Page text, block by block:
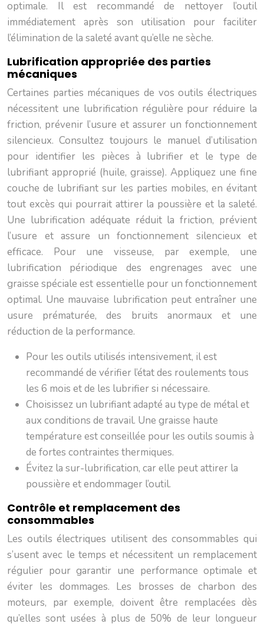
optimale. Il est recommandé de nettoyer l’outil
immédiatement après son utilisation pour faciliter
l’élimination de la saleté avant qu’elle ne sèche.
Lubrification appropriée des parties
mécaniques
Certaines parties mécaniques de vos outils électriques
nécessitent une lubrification régulière pour réduire la
friction, prévenir l’usure et assurer un fonctionnement
silencieux. Consultez toujours le manuel d’utilisation
pour identifier les pièces à lubrifier et le type de
lubrifiant approprié (huile, graisse). Appliquez une fine
couche de lubrifiant sur les parties mobiles, en évitant
tout excès qui pourrait attirer la poussière et la saleté.
Une lubrification adéquate réduit la friction, prévient
l’usure et assure un fonctionnement silencieux et
efficace. Pour une visseuse, par exemple, une
lubrification périodique des engrenages avec une
graisse spéciale est essentielle pour un fonctionnement
optimal. Une mauvaise lubrification peut entraîner une
usure prématurée, des bruits anormaux et une
réduction de la performance.
Pour les outils utilisés intensivement, il est
recommandé de vérifier l’état des roulements tous
les 6 mois et de les lubrifier si nécessaire.
Choisissez un lubrifiant adapté au type de métal et
aux conditions de travail. Une graisse haute
température est conseillée pour les outils soumis à
de fortes contraintes thermiques.
Évitez la sur-lubrification, car elle peut attirer la
poussière et endommager l’outil.
Contrôle et remplacement des
consommables
Les outils électriques utilisent des consommables qui
s’usent avec le temps et nécessitent un remplacement
régulier pour garantir une performance optimale et
éviter les dommages. Les brosses de charbon des
moteurs, par exemple, doivent être remplacées dès
qu’elles sont usées à plus de 50% de leur longueur